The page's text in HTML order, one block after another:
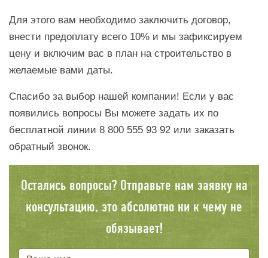
Для этого вам необходимо заключить договор,
внести предоплату всего 10% и мы зафиксируем
цену и включим вас в план на строительство в
желаемые вами даты.
Спасибо за выбор нашей компании! Если у вас
появились вопросы Вы можете задать их по
бесплатной линии 8 800 555 93 92 или заказать
обратный звонок.
Остались вопросы? Отправьте нам заявку на
консультацию, это абсолютно ни к чему не
обязывает!